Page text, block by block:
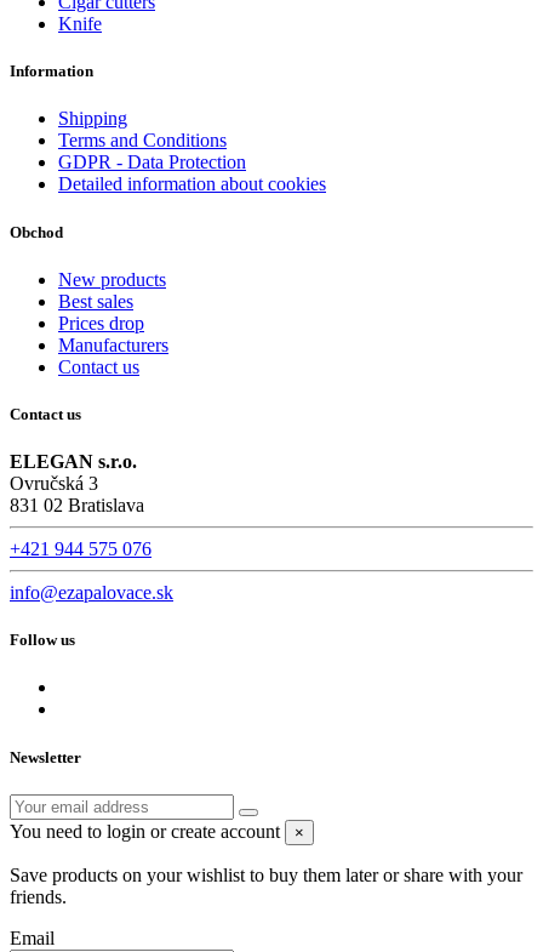
Knife
Information
Shipping
Terms and Conditions
GDPR - Data Protection
Detailed information about cookies
Obchod
New products
Best sales
Prices drop
Manufacturers
Contact us
Contact us
ELEGAN s.r.o.
Ovručská 3
831 02 Bratislava
+421 944 575 076
info@ezapalovace.sk
Follow us
Newsletter
You need to login or create account ×
Save products on your wishlist to buy them later or share with your
friends.
Email